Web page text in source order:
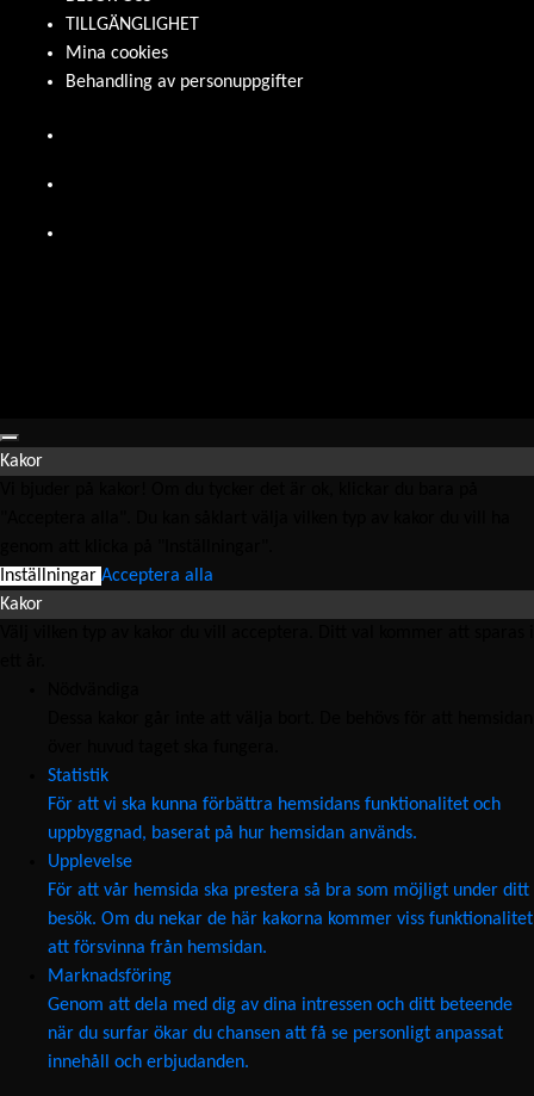
TILLGÄNGLIGHET
Mina cookies
Behandling av personuppgifter
Kakor
Inställningar Acceptera alla
Kakor
Statistik
För att vi ska kunna förbättra hemsidans funktionalitet och
uppbyggnad, baserat på hur hemsidan används.
Upplevelse
För att vår hemsida ska prestera så bra som möjligt under ditt
besök. Om du nekar de här kakorna kommer viss funktionalitet
att försvinna från hemsidan.
Marknadsföring
Genom att dela med dig av dina intressen och ditt beteende
när du surfar ökar du chansen att få se personligt anpassat
innehåll och erbjudanden.